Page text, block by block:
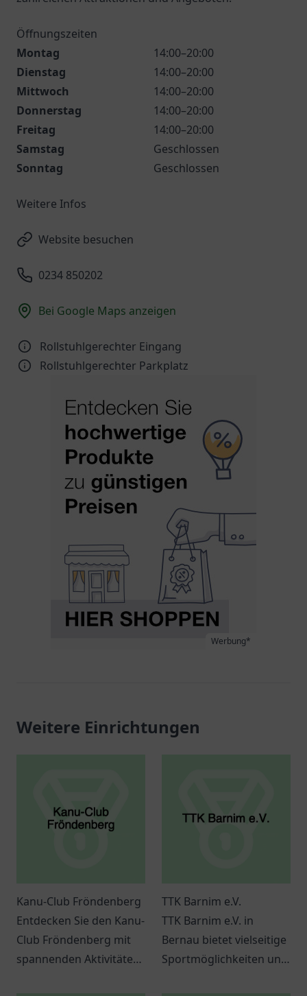
Öffnungszeiten
Montag
14:00–20:00
Dienstag
14:00–20:00
Mittwoch
14:00–20:00
Donnerstag
14:00–20:00
Freitag
14:00–20:00
Samstag
Geschlossen
Sonntag
Geschlossen
Weitere Infos
Website besuchen
0234 850202
Bei Google Maps anzeigen
Rollstuhlgerechter Eingang
Rollstuhlgerechter Parkplatz
Werbung*
Weitere Einrichtungen
Kanu-Club Fröndenberg
Entdecken Sie den Kanu-
Club Fröndenberg mit
spannenden Aktivitäten
TTK Barnim e.V.
TTK Barnim e.V. in
Bernau bietet vielseitige
Sportmöglichkeiten und